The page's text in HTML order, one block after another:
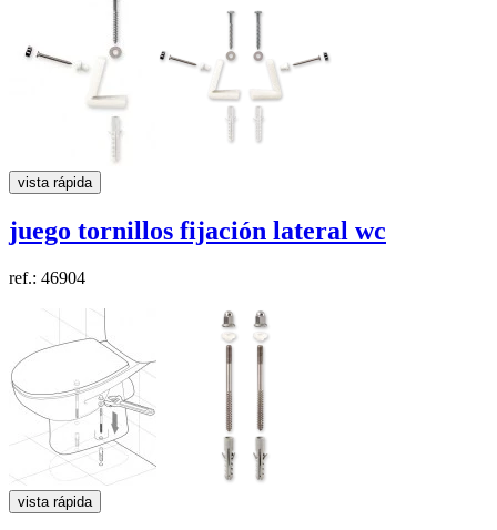
vista rápida
juego tornillos fijación lateral wc
ref.: 46904
vista rápida